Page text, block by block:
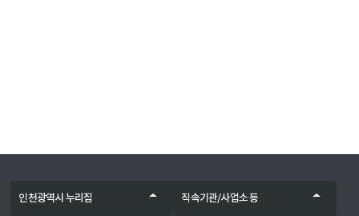
인천광역시 누리집 직속기관/사업소 등